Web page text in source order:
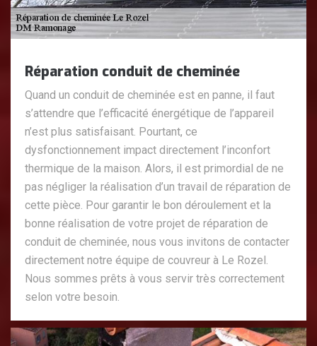
Réparation conduit de cheminée
Quand un conduit de cheminée est en panne, il faut
s’attendre que l’efficacité énergétique de l’appareil
n’est plus satisfaisant. Pourtant, ce
dysfonctionnement impact directement l’inconfort
thermique de la maison. Alors, il est primordial de ne
pas négliger la réalisation d’un travail de réparation de
cette pièce. Pour garantir le bon déroulement et la
bonne réalisation de votre projet de réparation de
conduit de cheminée, nous vous invitons de contacter
directement notre équipe de couvreur à Le Rozel.
Nous sommes prêts à vous servir très correctement
selon votre besoin.